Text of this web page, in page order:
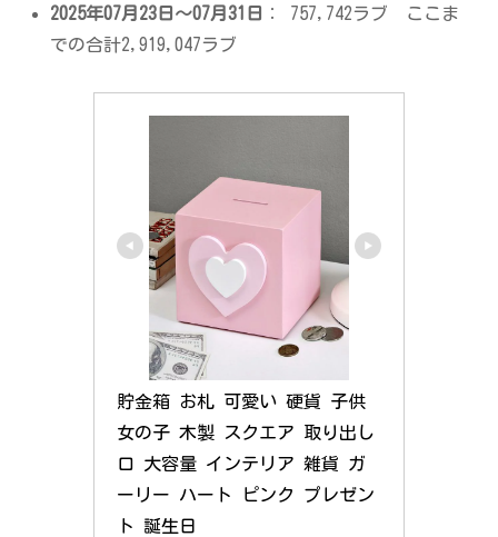
2025年07月23日～07月31日
： 757,742ラブ ここま
での合計2,919,047ラブ
貯金箱 お札 可愛い 硬貨 子供
女の子 木製 スクエア 取り出し
口 大容量 インテリア 雑貨 ガ
ーリー ハート ピンク プレゼン
ト 誕生日